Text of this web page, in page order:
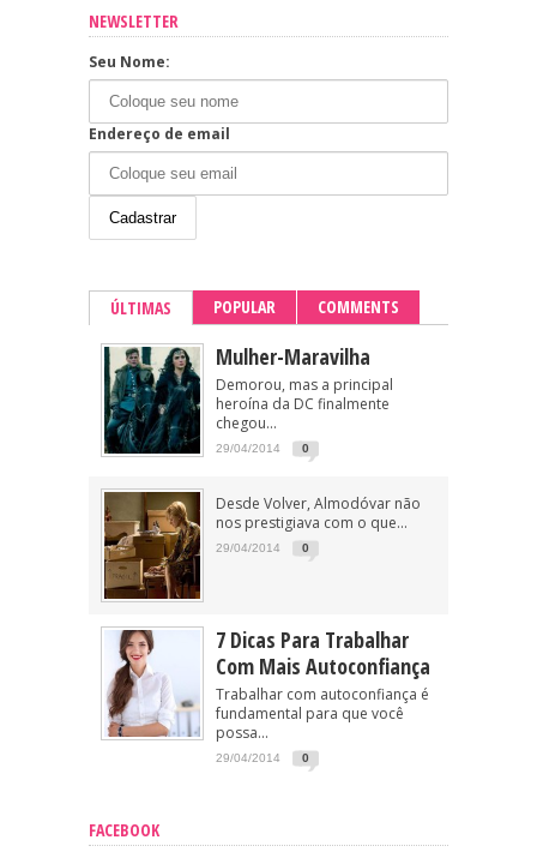
NEWSLETTER
Seu Nome:
Endereço de email
ÚLTIMAS POPULAR COMMENTS
Mulher-Maravilha
Demorou, mas a principal
heroína da DC finalmente
chegou...
29/04/2014 0
Desde Volver, Almodóvar não
nos prestigiava com o que...
29/04/2014 0
7 Dicas Para Trabalhar
Com Mais Autoconfiança
Trabalhar com autoconfiança é
fundamental para que você
possa...
29/04/2014 0
FACEBOOK